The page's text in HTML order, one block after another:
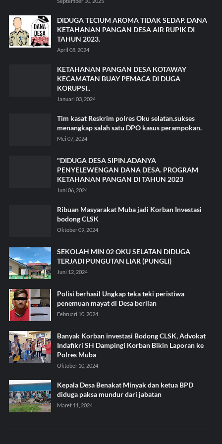
DiDUGA TECIUM AROMA TIDAK SEDAP. DANA
KETAHANAN PANGAN DESA AIR RUPIK DI
TAHUN 2023.
April 08, 2024
KETAHANAN PANGAN DESA KOTAWAY
KECAMATAN BUAY PEMACA DI DUGA
KORUPSI..
Januari 03, 2024
Tim kasat Reskrim polres Oku selatan.sukses
menangkap salah satu DPO kasus perampokan.
Mei 07, 2024
"DIDUGA DESA SIPIN.ADANYA
PENYELEWENGAN DANA DESA. PROGRAM
KETAHANAN PANGAN DI TAHUN 2023
Juni 06, 2024
Ribuan Masyarakat Muba jadi Korban Investasi
bodong CLSK
Oktober 09, 2024
SEKOLAH MIN 02 OKU SELATAN DIDUGA
TERJADI PUNGUTAN LIAR (PUNGLI)
Juni 12, 2024
Polisi berhasil Ungkap teka teki peristiwa
penemuan mayat di Desa berlian
Februari 10, 2024
Banyak Korban investasi Bodong CLSK, Advokat
Indafikri SH Dampingi Korban Bikin Laporan ke
Polres Muba
Oktober 10, 2024
Kepala Desa Benakat Minyak dan ketua BPD
diduga paksa mundur dari jabatan
Maret 11, 2024